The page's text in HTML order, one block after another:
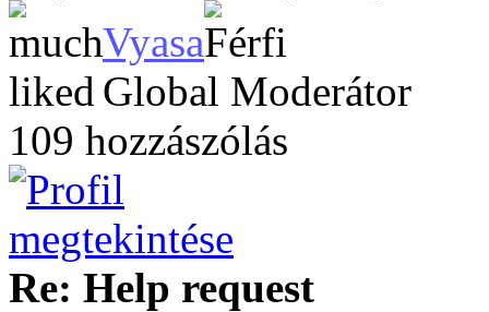
Vyasa
Global Moderátor
109 hozzászólás
Re: Help request